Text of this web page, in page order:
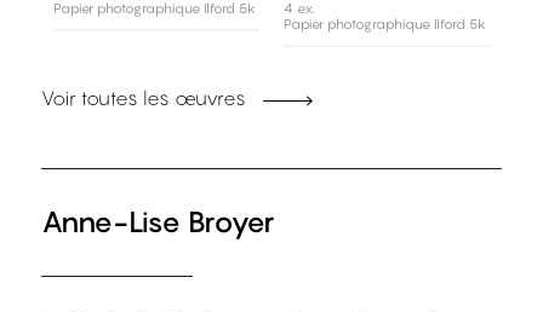
Papier photographique Ilford 5k
4 ex.
Papier photographique Ilford 5k
Voir toutes les œuvres
Anne-Lise Broyer